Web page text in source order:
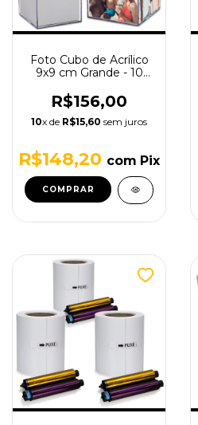
Foto Cubo de Acrílico
9x9 cm Grande - 10
R$156,00
10x de R$15,60 sem juros
R$148,20 com Pix